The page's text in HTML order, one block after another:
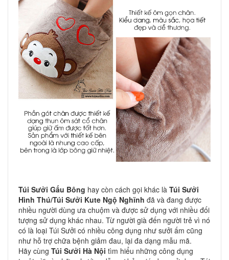
Túi Sưởi Gấu Bông hay còn cách gọi khác là Túi Sưởi
Hình Thú/Túi Sưởi Kute Ngộ Nghĩnh đã và đang được
nhiều người dùng ưa chuộm và được sử dụng với nhiều đối
tượng sử dụng khác nhau. Từ người già đến người trẻ vì nó
có là loại Túi Sưởi có nhiều công dụng như sưởi ấm cũng
như hỗ trợ chữa bệnh giảm đau, lại đa dạng mẫu mã.
Hãy cùng Túi Sưởi Hà Nội tìm hiểu những công dụng